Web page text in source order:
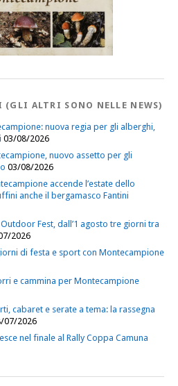
ALTRI SONO NELLE NEWS)
nuova regia per gli alberghi,
03/08/2026
nuovo assetto per gli
03/08/2026
accende l’estate dello
anche il bergamasco Fantini
Fest, dall’1 agosto tre giorni tra
2026
di festa e sport con Montecampione
e cammina per Montecampione
cabaret e serate a tema: la rassegna
07/2026
nel finale al Rally Coppa Camuna